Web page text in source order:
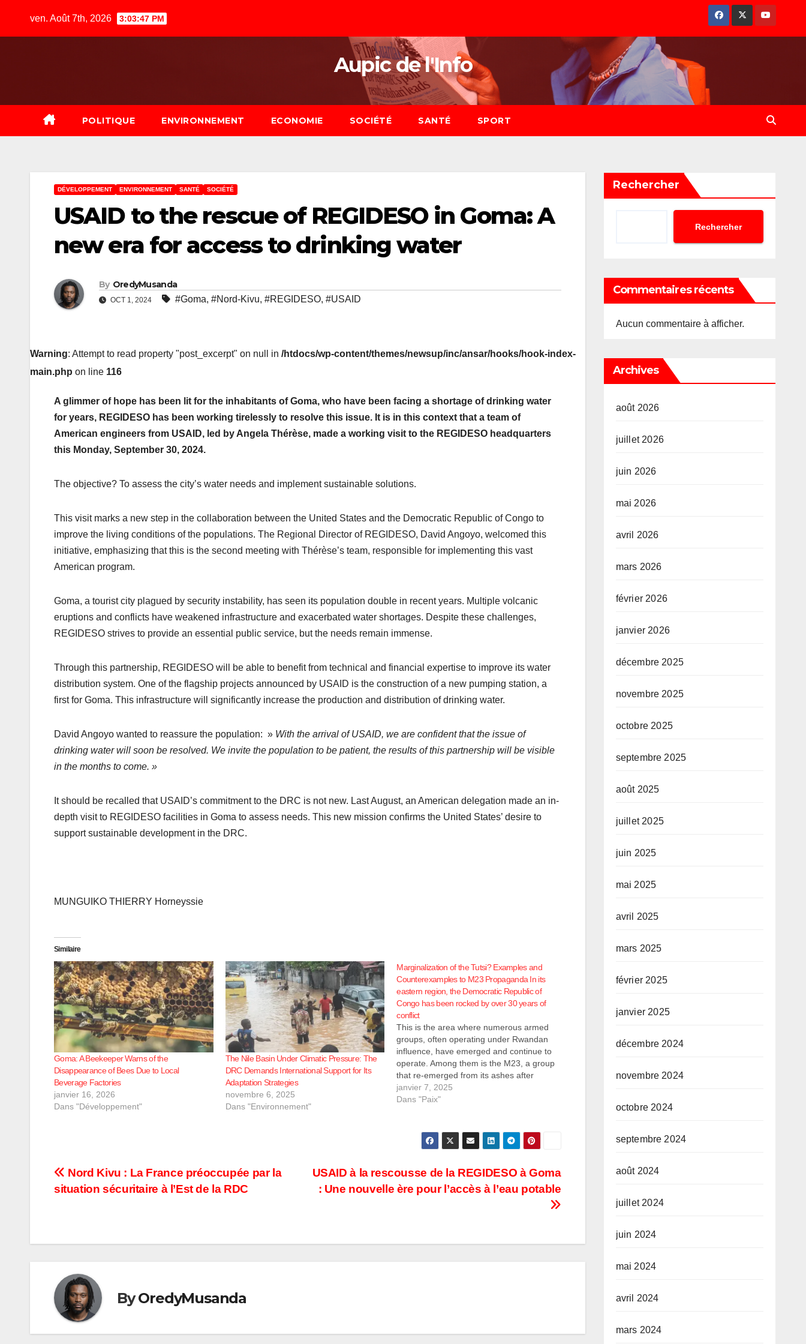
ven. Août 7th, 2026 3:03:48 PM
Aupic de l'Info
POLITIQUE ENVIRONNEMENT ECONOMIE SOCIÉTÉ SANTÉ SPORT
DÉVELOPPEMENT ENVIRONNEMENT SANTÉ SOCIÉTÉ
USAID to the rescue of REGIDESO in Goma: A
new era for access to drinking water
By OredyMusanda
OCT 1, 2024 #Goma, #Nord-Kivu, #REGIDESO, #USAID
Warning: Attempt to read property "post_excerpt" on null in /htdocs/wp-content/themes/newsup/inc/ansar/hooks/hook-index-
main.php on line 116
A glimmer of hope has been lit for the inhabitants of Goma, who have been facing a shortage of drinking water
for years, REGIDESO has been working tirelessly to resolve this issue. It is in this context that a team of
American engineers from USAID, led by Angela Thérèse, made a working visit to the REGIDESO headquarters
this Monday, September 30, 2024.
The objective? To assess the city’s water needs and implement sustainable solutions.
This visit marks a new step in the collaboration between the United States and the Democratic Republic of Congo to
improve the living conditions of the populations. The Regional Director of REGIDESO, David Angoyo, welcomed this
initiative, emphasizing that this is the second meeting with Thérèse’s team, responsible for implementing this vast
American program.
Goma, a tourist city plagued by security instability, has seen its population double in recent years. Multiple volcanic
eruptions and conflicts have weakened infrastructure and exacerbated water shortages. Despite these challenges,
REGIDESO strives to provide an essential public service, but the needs remain immense.
Through this partnership, REGIDESO will be able to benefit from technical and financial expertise to improve its water
distribution system. One of the flagship projects announced by USAID is the construction of a new pumping station, a
first for Goma. This infrastructure will significantly increase the production and distribution of drinking water.
David Angoyo wanted to reassure the population: » With the arrival of USAID, we are confident that the issue of
drinking water will soon be resolved. We invite the population to be patient, the results of this partnership will be visible
in the months to come. »
It should be recalled that USAID’s commitment to the DRC is not new. Last August, an American delegation made an in-
depth visit to REGIDESO facilities in Goma to assess needs. This new mission confirms the United States’ desire to
support sustainable development in the DRC.
MUNGUIKO THIERRY Horneyssie
Similaire
Goma: A Beekeeper Warns of the
Disappearance of Bees Due to Local
Beverage Factories
janvier 16, 2026
Dans "Développement"
The Nile Basin Under Climatic Pressure: The
DRC Demands International Support for Its
Adaptation Strategies
novembre 6, 2025
Dans "Environnement"
Marginalization of the Tutsi? Examples and
Counterexamples to M23 Propaganda In its
eastern region, the Democratic Republic of
Congo has been rocked by over 30 years of
conflict
This is the area where numerous armed
groups, often operating under Rwandan
influence, have emerged and continue to
operate. Among them is the M23, a group
that re-emerged from its ashes after
being defeated by the Armed Forces of
the Democratic Republic of Congo
janvier 7, 2025
Dans "Paix"
Navigation
USAID à la rescousse de la REGIDESO à Goma
: Une nouvelle ère pour l’accès à l’eau potable
Nord Kivu : La France préoccupée par la
situation sécuritaire à l’Est de la RDC
ByOredyMusanda
Rechercher
Rechercher
Commentaires récents
Aucun commentaire à afficher.
Archives
août 2026
juillet 2026
juin 2026
mai 2026
avril 2026
mars 2026
février 2026
janvier 2026
décembre 2025
novembre 2025
octobre 2025
septembre 2025
août 2025
juillet 2025
juin 2025
mai 2025
avril 2025
mars 2025
février 2025
janvier 2025
décembre 2024
novembre 2024
octobre 2024
septembre 2024
août 2024
juillet 2024
juin 2024
mai 2024
avril 2024
mars 2024